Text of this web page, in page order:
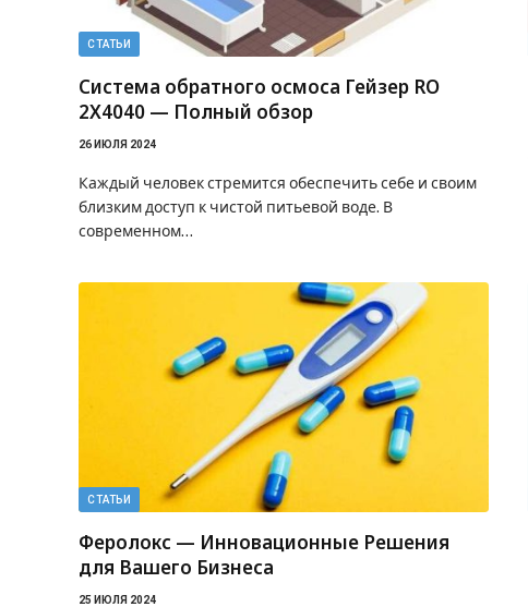
СТАТЬИ
Система обратного осмоса Гейзер RO
2X4040 — Полный обзор
26 ИЮЛЯ 2024
Каждый человек стремится обеспечить себе и своим
близким доступ к чистой питьевой воде. В
современном…
СТАТЬИ
Феролокс — Инновационные Решения
для Вашего Бизнеса
25 ИЮЛЯ 2024